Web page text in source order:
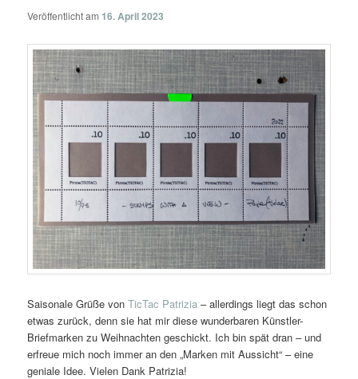
Veröffentlicht am 16. April 2023
Saisonale Grüße vonTicTac Patrizia – allerdings liegt das schon
etwas zurück, denn sie hat mir diese wunderbaren Künstler-
Briefmarken zu Weihnachten geschickt. Ich bin spät dran – und
erfreue mich noch immer an den „Marken mit Aussicht“ – eine
geniale Idee. Vielen Dank Patrizia!